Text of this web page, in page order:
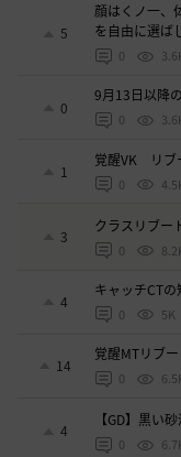
5
顔はくノ一、
を自由に選ば
0
0
9月13日以降
0
1
覚醒VK リブ
0
3
クラスリブー
0
4
キャッチCT
0 5K
14
覚醒MTリブ
0
4
【GD】黒い
0